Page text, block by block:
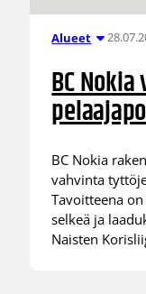
Alueet
BC
BC Nokia
vahvinta
Tavoitteena
selkeä ja
Naisten